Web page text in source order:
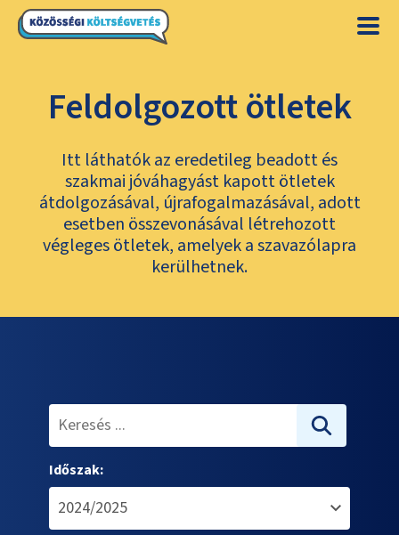
Feldolgozott ötletek
Itt láthatók az eredetileg beadott és
szakmai jóváhagyást kapott ötletek
átdolgozásával, újrafogalmazásával, adott
esetben összevonásával létrehozott
végleges ötletek, amelyek a szavazólapra
kerülhetnek.
Időszak: